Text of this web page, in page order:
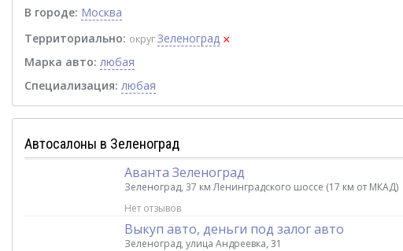
В городе: Москва
Территориально: округЗеленоград ×
Марка авто: любая
Специализация: любая
Автосалоны в Зеленоград
Аванта Зеленоград
Зеленоград, 37 км Ленинградского шоссе (17 км от МКАД)
Нет отзывов
Выкуп авто, деньги под залог авто
Зеленоград, улица Андреевка, 31